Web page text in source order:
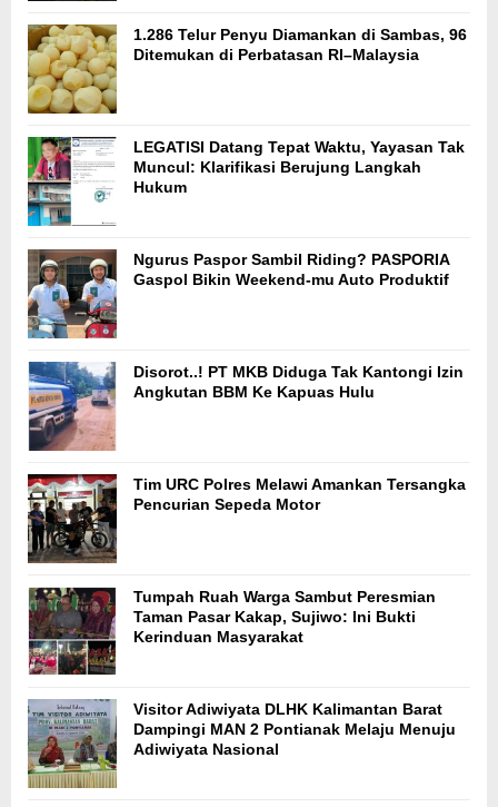
1.286 Telur Penyu Diamankan di Sambas, 96
Ditemukan di Perbatasan RI–Malaysia
LEGATISI Datang Tepat Waktu, Yayasan Tak
Muncul: Klarifikasi Berujung Langkah
Hukum
Ngurus Paspor Sambil Riding? PASPORIA
Gaspol Bikin Weekend-mu Auto Produktif
Disorot..! PT MKB Diduga Tak Kantongi Izin
Angkutan BBM Ke Kapuas Hulu
Tim URC Polres Melawi Amankan Tersangka
Pencurian Sepeda Motor
Tumpah Ruah Warga Sambut Peresmian
Taman Pasar Kakap, Sujiwo: Ini Bukti
Kerinduan Masyarakat
Visitor Adiwiyata DLHK Kalimantan Barat
Dampingi MAN 2 Pontianak Melaju Menuju
Adiwiyata Nasional